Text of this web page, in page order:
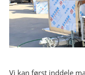
Vi kan først inddele